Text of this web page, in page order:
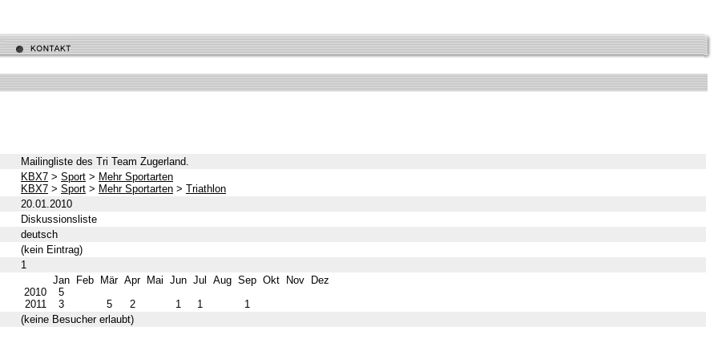
Mailingliste des Tri Team Zugerland.
KBX7 > Sport > Mehr Sportarten
KBX7 > Sport > Mehr Sportarten > Triathlon
20.01.2010
Diskussionsliste
deutsch
(kein Eintrag)
1
Jan Feb Mär Apr Mai Jun Jul Aug Sep Okt Nov Dez
2010
5
2011
3 5 2 1 1
1
(keine Besucher erlaubt)